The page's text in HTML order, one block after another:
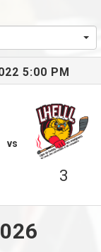
5:00 PM
vs
3